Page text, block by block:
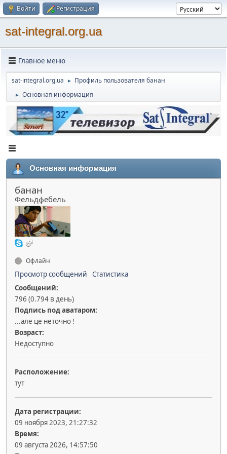
Войти Регистрация
sat-integral.org.ua
Главное меню
sat-integral.org.ua ► Профиль пользователя банан
► Основная информация
Основная информация
банан
Фельдфебель
Офлайн
Просмотр сообщений
Статистика
Сообщений:
796 (0.794 в день)
Подпись под аватаром:
...але це неточно !
Возраст:
Недоступно
Расположение:
тут
Дата регистрации:
09 ноября 2023, 21:27:32
Время:
09 августа 2026, 14:57:50